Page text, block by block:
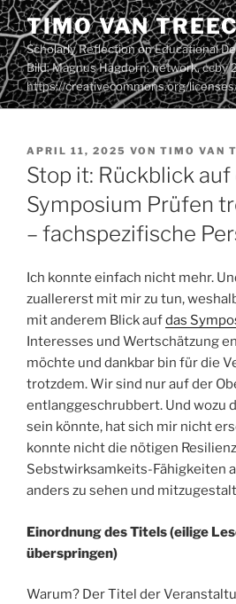
Zum
Inhalt
springen
TIMO VAN
Scholarly Reflection on Educational
Bild: Magnus Hagdorn: network. ccby
https://creativecommons.org/
VERÖFFENTLICHT
AM
APRIL 11, 2025 VON TIMO VAN
Stop it: Rückblick auf
Symposium Prüfen
– fachspezifische
Ich konnte einfach nicht mehr.
zuallererst mit mir zu tun,
mit anderem Blick aufdas
Interesses und Wertschätzung
möchte und dankbar bin für die
trotzdem. Wir sind nur auf der
entlanggeschrubbert. Und wozu
sein könnte, hat sich mir nicht
konnte nicht die nötigen
Sebstwirksamkeits-Fähigkeiten
anders zu sehen und
Einordnung des Titels (eilige
überspringen)
Warum? Der Titel der